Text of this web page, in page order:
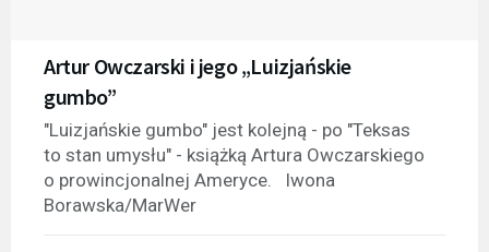
Artur Owczarski i jego „Luizjańskie
gumbo”
"Luizjańskie gumbo" jest kolejną - po "Teksas
to stan umysłu" - książką Artura Owczarskiego
o prowincjonalnej Ameryce. Iwona
Borawska/MarWer